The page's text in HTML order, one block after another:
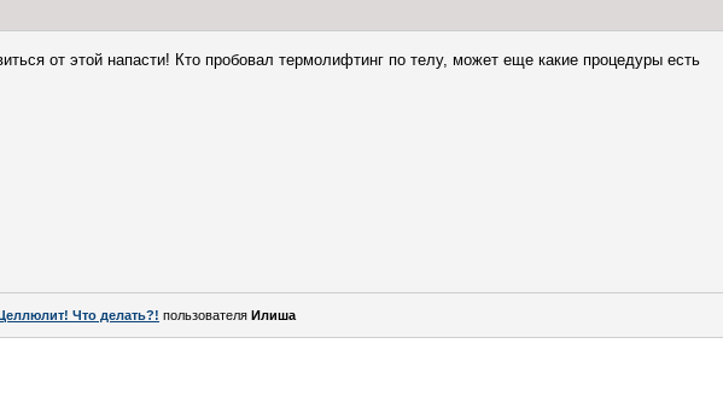
от этой напасти! Кто пробовал термолифтинг по телу, может еще какие процедуры есть
Что делать?! пользователя Илиша